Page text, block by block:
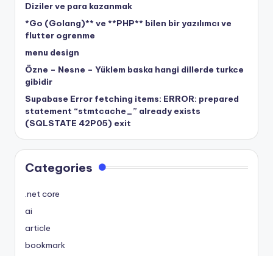
Diziler ve para kazanmak
*Go (Golang)** ve **PHP** bilen bir yazılımcı ve
flutter ogrenme
menu design
Özne – Nesne – Yüklem baska hangi dillerde turkce
gibidir
Supabase Error fetching items: ERROR: prepared
statement “stmtcache_” already exists
(SQLSTATE 42P05) exit
Categories
.net core
ai
article
bookmark